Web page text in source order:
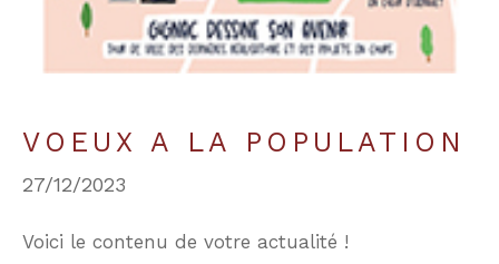
VOEUX A LA POPULATION
27/12/2023
Voici le contenu de votre actualité !
FILTRER PAR
COUPS DE COEUR EXCLUSIVITÉS